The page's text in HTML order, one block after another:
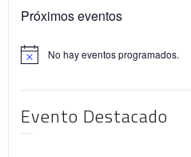
Próximos eventos
Aviso No hay eventos programados.
Evento Destacado